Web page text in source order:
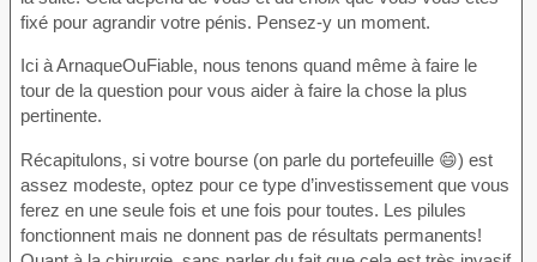
fixé pour agrandir votre pénis. Pensez-y un moment.
Ici à ArnaqueOuFiable, nous tenons quand même à faire le
tour de la question pour vous aider à faire la chose la plus
pertinente.
Récapitulons, si votre bourse (on parle du portefeuille 😄) est
assez modeste, optez pour ce type d’investissement que vous
ferez en une seule fois et une fois pour toutes. Les pilules
fonctionnent mais ne donnent pas de résultats permanents!